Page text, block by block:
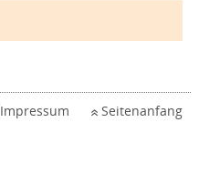
Impressum Seitenanfang